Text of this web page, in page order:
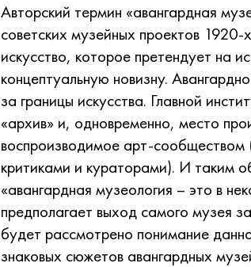
Авторский термин «авангардная
советских музейных проектов
искусство, которое претендует на
концептуальную новизну.
за границы искусства. Главной
«архив» и, одновременно, место
воспроизводимое арт-
критиками и кураторами). И таким
«авангардная музеология – это в
предполагает выход самого музея
будет рассмотрено понимание
знаковых сюжетов авангардных